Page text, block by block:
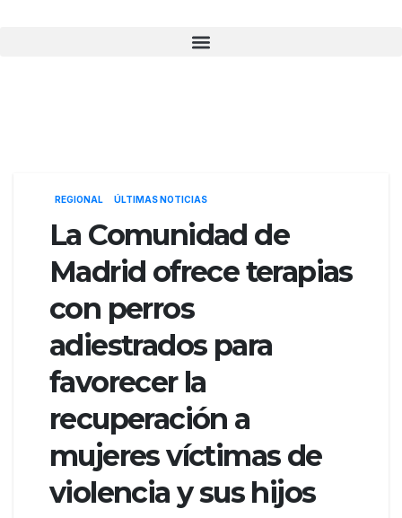
REGIONAL ÚLTIMAS NOTICIAS
La Comunidad de
Madrid ofrece terapias
con perros
adiestrados para
favorecer la
recuperación a
mujeres víctimas de
violencia y sus hijos